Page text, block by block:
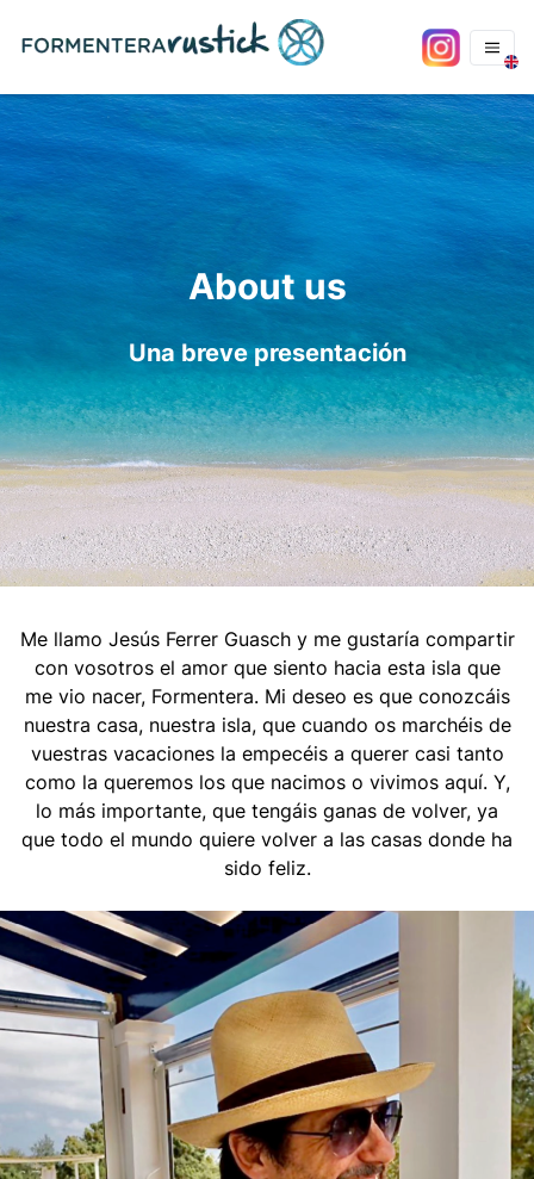
About us
Una breve presentación
Me llamo Jesús Ferrer Guasch y me gustaría compartir
con vosotros el amor que siento hacia esta isla que
me vio nacer, Formentera. Mi deseo es que conozcáis
nuestra casa, nuestra isla, que cuando os marchéis de
vuestras vacaciones la empecéis a querer casi tanto
como la queremos los que nacimos o vivimos aquí. Y,
lo más importante, que tengáis ganas de volver, ya
que todo el mundo quiere volver a las casas donde ha
sido feliz.